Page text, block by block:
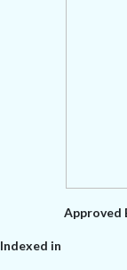
Approved
Indexed in